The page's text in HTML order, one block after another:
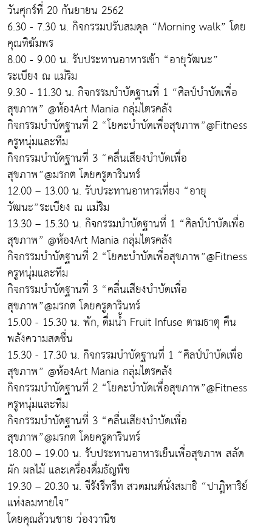
วันศุกร์ที่ 20 กันยายน 2562
6.30 - 7.30 น. กิจกรรมปรับสมดุล “Morning walk” โดย
คุณทิฆัมพร
8.00 - 9.00 น. รับประทานอาหารเช้า “อายุวัฒนะ”
ระเบียง ณ แม่ริม
9.30 - 11.30 น. กิจกรรมบำบัดฐานที่ 1 “ศิลป์บำบัดเพื่อ
สุขภาพ” @ห้องArt Mania กลุ่มไตรคลัง
กิจกรรมบำบัดฐานที่ 2 “โยคะบำบัดเพื่อสุขภาพ”@Fitness
ครูหนุ่มและทีม
กิจกรรมบำบัดฐานที่ 3 “คลื่นเสียงบำบัดเพื่อ
สุขภาพ”@มรกต โดยครูดารินทร์
12.00 – 13.00 น. รับประทานอาหารเที่ยง “อายุ
วัฒนะ”ระเบียง ณ แม่ริม
13.30 – 15.30 น. กิจกรรมบำบัดฐานที่ 1 “ศิลป์บำบัดเพื่อ
สุขภาพ” @ห้องArt Mania กลุ่มไตรคลัง
กิจกรรมบำบัดฐานที่ 2 “โยคะบำบัดเพื่อสุขภาพ”@Fitness
ครูหนุ่มและทีม
กิจกรรมบำบัดฐานที่ 3 “คลื่นเสียงบำบัดเพื่อ
สุขภาพ”@มรกต โดยครูดารินทร์
15.00 - 15.30 น. พัก, ดื่มน้ำ Fruit Infuse ตามธาตุ คืน
พลังความสดชื่น
15.30 - 17.30 น. กิจกรรมบำบัดฐานที่ 1 “ศิลป์บำบัดเพื่อ
สุขภาพ” @ห้องArt Mania กลุ่มไตรคลัง
กิจกรรมบำบัดฐานที่ 2 “โยคะบำบัดเพื่อสุขภาพ”@Fitness
ครูหนุ่มและทีม
กิจกรรมบำบัดฐานที่ 3 “คลื่นเสียงบำบัดเพื่อ
สุขภาพ”@มรกต โดยครูดารินทร์
18.00 – 19.00 น. รับประทานอาหารเย็นเพื่อสุขภาพ สลัด
ผัก ผลไม้ และเครื่องดื่มธัญพืช
19.30 – 20.30 น. จีรังรีทรีท สวดมนต์นั่งสมาธิ “ปาฎิหาริย์
แห่งลมหายใจ”
โดยคุณล้วนชาย ว่องวานิช